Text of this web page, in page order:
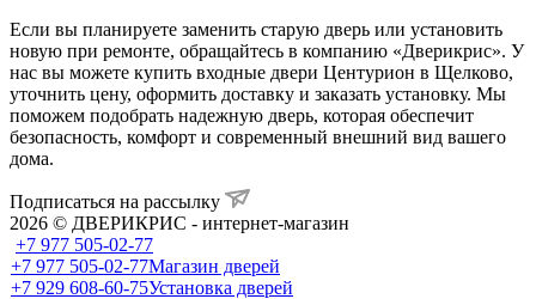
Если вы планируете заменить старую дверь или установить
новую при ремонте, обращайтесь в компанию «Дверикрис». У
нас вы можете купить входные двери Центурион в Щелково,
уточнить цену, оформить доставку и заказать установку. Мы
поможем подобрать надежную дверь, которая обеспечит
безопасность, комфорт и современный внешний вид вашего
дома.
Подписаться на рассылку
2026 © ДВЕРИКРИС - интернет-магазин
+7 977 505-02-77
+7 977 505-02-77Магазин дверей
+7 929 608-60-75Установка дверей